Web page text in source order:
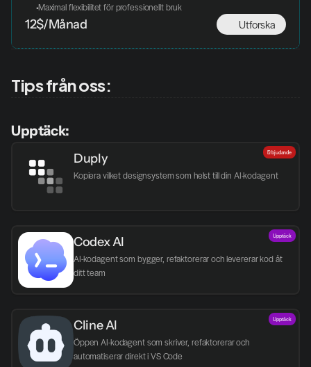
Maximal flexibilitet för professionellt bruk
Utforska
12$/Månad
Tips från oss:
Upptäck:
Duply
Kopiera vilket designsystem som helst till din AI-kodagent
Erbjudande
Codex AI
AI-kodagent som bygger, refaktorerar och levererar kod åt
ditt team
Upptäck
Cline AI
Öppen AI-kodagent som skriver, refaktorerar och
automatiserar direkt i VS Code
Upptäck